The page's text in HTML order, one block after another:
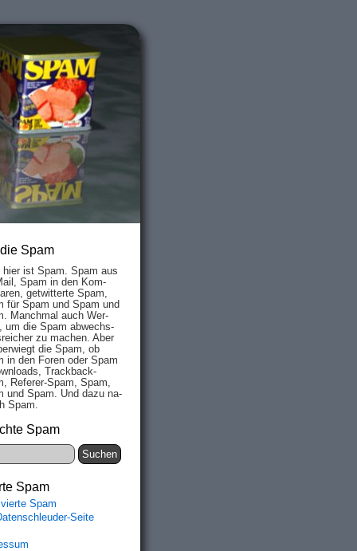
Spam
hier ist Spam. Spam aus
Spam in den Kom­
ge­twit­ter­te Spam,
für Spam und Spam und
Manch­mal auch Wer­
um die Spam ab­wechs­
zu mach­en. Aber
die Spam, ob
in den Fo­ren oder Spam
Track­back-
Re­fe­rer-Spam, Spam,
und Spam. Und da­zu na­
Spam.
Spam
Spam
Spam
Seite